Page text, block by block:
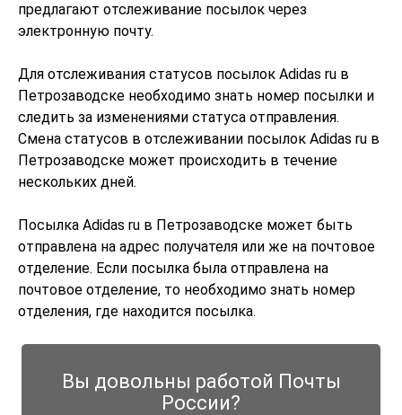
предлагают отслеживание посылок через
электронную почту.
Для отслеживания статусов посылок Adidas ru в
Петрозаводске необходимо знать номер посылки и
следить за изменениями статуса отправления.
Смена статусов в отслеживании посылок Adidas ru в
Петрозаводске может происходить в течение
нескольких дней.
Посылка Adidas ru в Петрозаводске может быть
отправлена на адрес получателя или же на почтовое
отделение. Если посылка была отправлена на
почтовое отделение, то необходимо знать номер
отделения, где находится посылка.
Вы довольны работой Почты
России?